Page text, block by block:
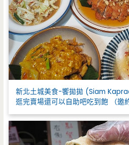
新北土城美食-饗拋拋 (Siam
逛完賣場還可以自助吧吃到飽 （邀約